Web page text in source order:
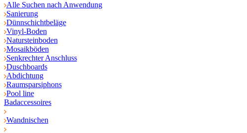
Alle Suchen nach Anwendung
Sanierung
Dünnschichtbeläge
Vinyl-Boden
Natursteinboden
Mosaikböden
Senkrechter Anschluss
Duschboards
Abdichtung
Raumsparsiphons
Pool line
Badaccessoires
Wandnischen